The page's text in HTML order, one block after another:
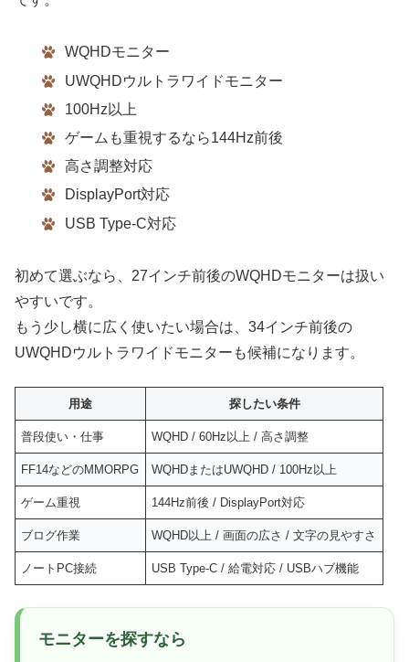
WQHDモニター
UWQHDウルトラワイドモニター
100Hz以上
ゲームも重視するなら144Hz前後
高さ調整対応
DisplayPort対応
USB Type-C対応
初めて選ぶなら、27インチ前後のWQHDモニターは扱い
やすいです。
もう少し横に広く使いたい場合は、34インチ前後の
UWQHDウルトラワイドモニターも候補になります。
用途 探したい条件
普段使い・仕事 WQHD / 60Hz以上 / 高さ調整
FF14などのMMORPG WQHDまたはUWQHD / 100Hz以上
ゲーム重視 144Hz前後 / DisplayPort対応
ブログ作業 WQHD以上 / 画面の広さ / 文字の見やすさ
ノートPC接続 USB Type-C / 給電対応 / USBハブ機能
モニターを探すなら